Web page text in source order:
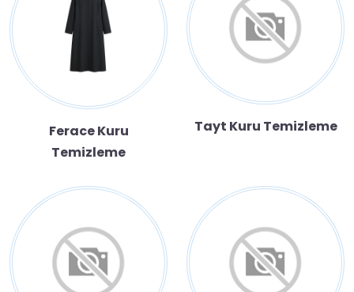
Ferace Kuru
Temizleme
Tayt Kuru Temizleme